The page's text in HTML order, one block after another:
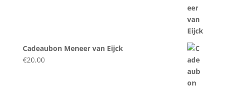
Cadeaubon Meneer van Eijck
€20.00